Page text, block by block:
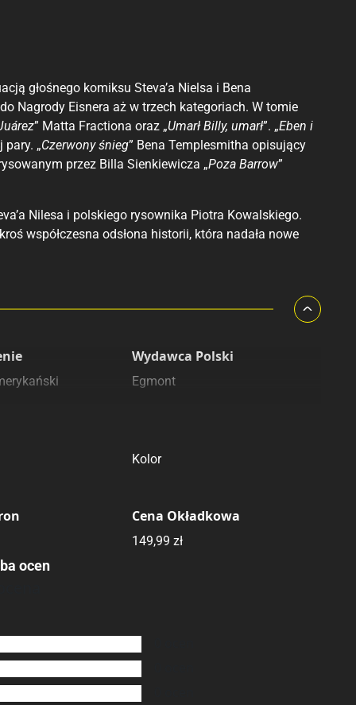
głośnego komiksu Steva’a Nielsa i Bena
Nagrody Eisnera aż w trzech kategoriach. W tomie
” Matta Fractiona oraz „Umarł Billy, umarł”. „Eben i
„Czerwony śnieg” Bena Templesmitha opisujący
przez Billa Sienkiewicza „Poza Barrow”
Nilesa i polskiego rysownika Piotra Kowalskiego.
współczesna odsłona historii, która nadała nowe
Wydawca Polski
Egmont
Kolor
Cena Okładkowa
149,99 zł
ocen